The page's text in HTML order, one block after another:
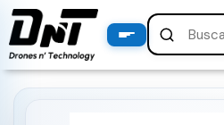
PRODUCTOS
productos destacados